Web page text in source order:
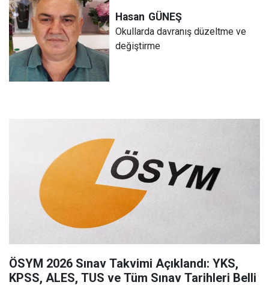
Hasan GÜNEŞ
Okullarda davranış düzeltme ve
değiştirme
ÖSYM 2026 Sınav Takvimi Açıklandı: YKS,
KPSS, ALES, TUS ve Tüm Sınav Tarihleri Belli